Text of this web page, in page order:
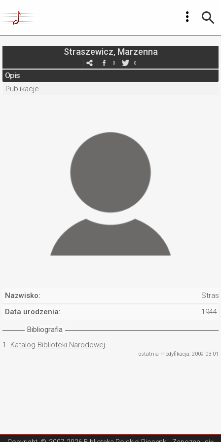
Straszewicz, Marzenna
0 0
Opis
Publikacje
Nazwisko:
Data urodzenia:
1944
Bibliografia
1. Katalog Biblioteki Narodowej
ostatnia modyfikacja: 2009-03-01